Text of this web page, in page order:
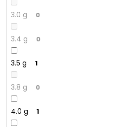
3.0 g 0
3.4 g 0
3.5 g 1
3.8 g 0
4.0 g 1